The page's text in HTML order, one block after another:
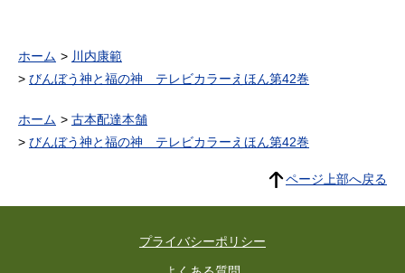
ホーム
川内康範
びんぼう神と福の神 テレビカラーえほん第42巻
ホーム
古本配達本舗
びんぼう神と福の神 テレビカラーえほん第42巻
ページ上部へ戻る
プライバシーポリシー